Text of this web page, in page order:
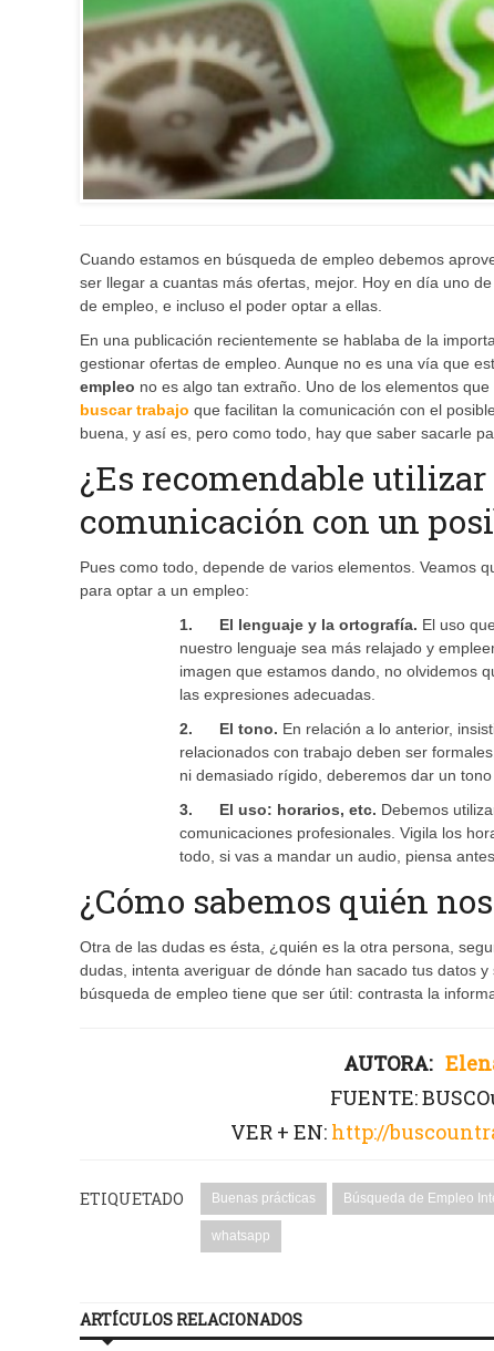
Cuando estamos en búsqueda de empleo debemos
ser llegar a cuantas más ofertas, mejor. Hoy en día uno
de empleo, e incluso el poder optar a ellas.
En una publicación recientemente se hablaba de la
gestionar ofertas de empleo. Aunque no es una vía que
empleo no es algo tan extraño. Uno de los elementos
buscar trabajo que facilitan la comunicación con el
buena, y así es, pero como todo, hay que saber sacarle
¿Es recomendable
comunicación con un
Pues como todo, depende de varios elementos. Veamos
para optar a un empleo:
1. El lenguaje y la ortografía. El uso
nuestro lenguaje sea más relajado y
imagen que estamos dando, no olvidemos
las expresiones adecuadas.
2. El tono. En relación a lo anterior,
relacionados con trabajo deben ser
ni demasiado rígido, deberemos dar un
3. El uso: horarios, etc. Debemos
comunicaciones profesionales. Vigila los
todo, si vas a mandar un audio, piensa
¿Cómo sabemos quién
Otra de las dudas es ésta, ¿quién es la otra persona,
dudas, intenta averiguar de dónde han sacado tus datos
búsqueda de empleo tiene que ser útil: contrasta la
AUTORA:
FUENTE:
VER + EN: http://
ETIQUETADO Buenas prácticas Búsqueda de Empleo
whatsapp
ARTÍCULOS RELACIONADOS